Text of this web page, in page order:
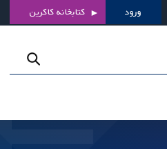
ورود کتابخانه کاکرین